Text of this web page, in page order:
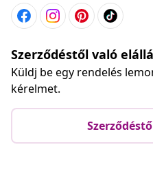
Szerződéstől való
Küldj be egy rendelés
kérelmet.